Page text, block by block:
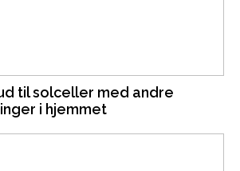
til solceller med andre
i hjemmet